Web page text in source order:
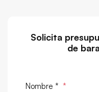
Solicita
de
Nombre * *